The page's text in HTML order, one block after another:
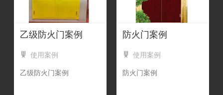
乙级防火门案例​
使用案例
乙级防火门案例
防火门案例
使用案例
防火门案例